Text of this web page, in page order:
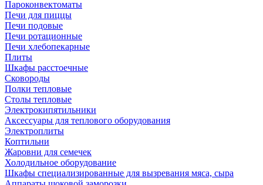
Пароконвектоматы
Печи для пиццы
Печи подовые
Печи ротационные
Печи хлебопекарные
Плиты
Шкафы расстоечные
Сковороды
Полки тепловые
Столы тепловые
Электрокипятильники
Аксессуары для теплового оборудования
Электроплиты
Коптильни
Жаровни для семечек
Холодильное оборудование
Шкафы специализированные для вызревания мяса, сыра